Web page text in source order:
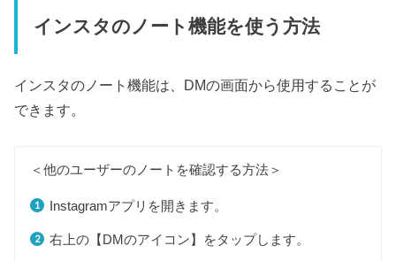
インスタのノート機能を使う方法
インスタのノート機能は、DMの画面から使用することが
できます。
＜他のユーザーのノートを確認する方法＞
Instagramアプリを開きます。
右上の【DMのアイコン】をタップします。